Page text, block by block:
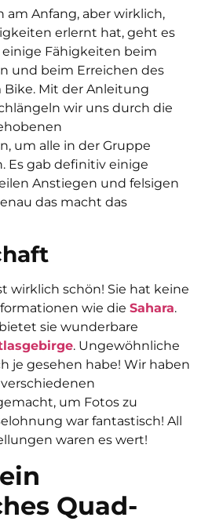
am Anfang, aber wirklich,
erlernt hat, geht es
einige Fähigkeiten beim
und beim Erreichen des
Mit der Anleitung
wir uns durch die
um alle in der Gruppe
Es gab definitiv einige
Anstiegen und felsigen
das macht das
wirklich schön! Sie hat keine
wie die Sahara.
sie wunderbare
. Ungewöhnliche
je gesehen habe! Wir haben
um Fotos zu
war fantastisch! All
waren es wert!
Quad-